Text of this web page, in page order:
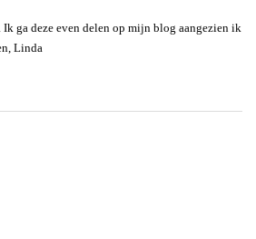
ga deze even delen op mijn blog aangezien ik
Linda